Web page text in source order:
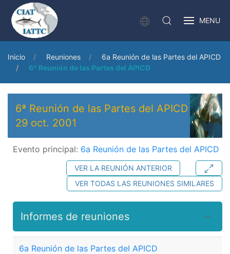
MENU
Inicio Reuniones
6a Reunión de las Partes del APICD
6ª Reunión de las Partes del APICD
6ª Reunión de las Partes del APICD
29 oct. 2001
Evento principal: 6a Reunión de las Partes del APICD
VER LA REUNIÓN ANTERIOR
VER TODAS LAS REUNIONES SIMILARES
Informes de reuniones
6a Reunión de las Partes del APICD